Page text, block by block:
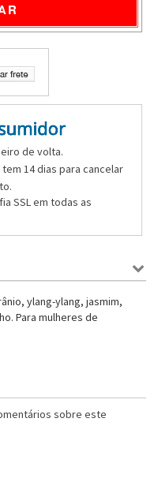
de volta.
14 dias para cancelar
SSL em todas as
ylang-ylang, jasmim,
Para mulheres de
sobre este